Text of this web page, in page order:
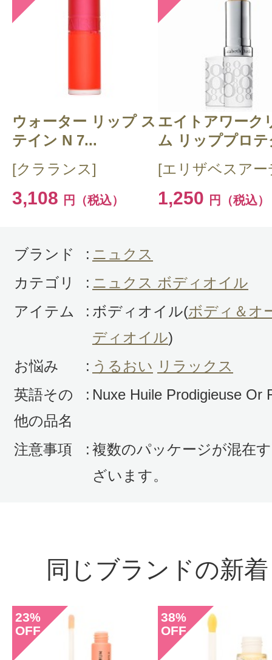
感じた効能：乾燥(ボディ)/べたつか
ラックス
購入品：プロディジュー フローラル
細かいラメが瓶のなかでキラキラ
しいアイテムです。使う時は振って
使いますが、ラメはそんなに目立ち
年齢でも上品に使えます。私は毛先
使う事が多いのですが、すれ違いざ
にも「ママ良い匂いだね」と言われ
ん。
すべての1件のクチコミを見る
このコスメのレビューを書いて
CT会員様は、
マイページの「購
らクチコミ投稿すると1 商品に
ントプレゼント！
ウォーター リップ ス
テイン N 7...
[クラランス]
3,108 円（税込）
エイトアワーク
ム リッププロテ
[エリザベスアー
1,250 円（税込）
ブランド : ニュクス
カテゴリ
: ニュクス ボディオイル
アイテム
: ボディオイル(ボディ＆オ
ディオイル)
お悩み
: うるおい リラックス
英語その
他の品名
: Nuxe Huile Prodigieuse Or
注意事項 : 複数のパッケージが混在
ざいます。
同じブランドの新
23%
OFF
38%
OFF